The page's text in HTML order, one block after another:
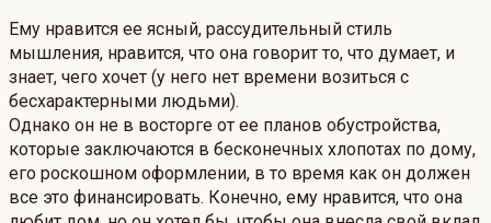
Ему нравится ее ясный, рассудительный стиль
мышления, нравится, что она говорит то, что думает, и
знает, чего хочет (у него нет времени возиться с
бесхарактерными людьми).
Однако он не в восторге от ее планов обустройства,
которые заключаются в бесконечных хлопотах по дому,
его роскошном оформлении, в то время как он должен
все это финансировать. Конечно, ему нравится, что она